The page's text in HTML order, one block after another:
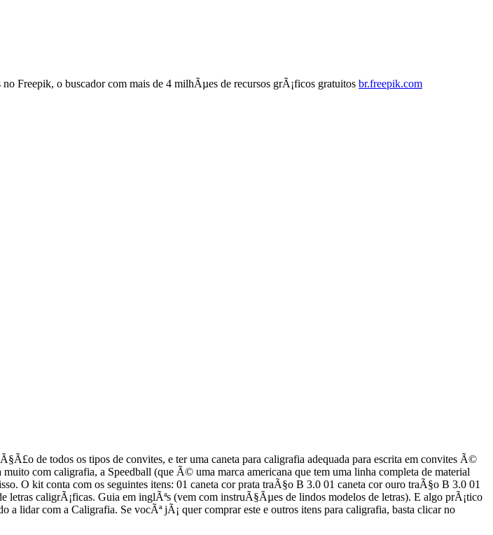
Freepik, o buscador com mais de 4 milhÃµes de recursos grÃ¡ficos gratuitos br.freepik.com
de todos os tipos de convites, e ter uma caneta para caligrafia adequada para escrita em convites Ã©
com caligrafia, a Speedball (que Ã© uma marca americana que tem uma linha completa de material
O kit conta com os seguintes itens: 01 caneta cor prata traÃ§o B 3.0 01 caneta cor ouro traÃ§o B 3.0 01
caligrÃ¡ficas. Guia em inglÃªs (vem com instruÃ§Ãµes de lindos modelos de letras). E algo prÃ¡tico
lidar com a Caligrafia. Se vocÃª jÃ¡ quer comprar este e outros itens para caligrafia, basta clicar no